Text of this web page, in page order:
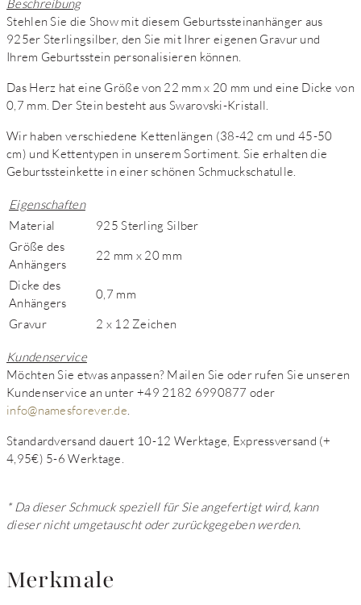
Beschreibung
Stehlen Sie die Show mit diesem Geburtssteinanhänger aus
925er Sterlingsilber, den Sie mit Ihrer eigenen Gravur und
Ihrem Geburtsstein personalisieren können.
Das Herz hat eine Größe von 22 mm x 20 mm und eine Dicke von
0,7 mm. Der Stein besteht aus Swarovski-Kristall.
Wir haben verschiedene Kettenlängen (38-42 cm und 45-50
cm) und Kettentypen in unserem Sortiment. Sie erhalten die
Geburtssteinkette in einer schönen Schmuckschatulle.
Eigenschaften
Material
925 Sterling Silber
Größe des
Anhängers
22 mm x 20 mm
Dicke des
Anhängers
0,7 mm
Gravur 2 x 12 Zeichen
Kundenservice
Möchten Sie etwas anpassen? Mailen Sie oder rufen Sie unseren
Kundenservice an unter +49 2182 6990877 oder
info@namesforever.de
Standardversand dauert 10-12 Werktage, Expressversand (+
4,95€) 5-6 Werktage.
* Da dieser Schmuck speziell für Sie angefertigt wird, kann
dieser nicht umgetauscht oder zurückgegeben werden.
Merkmale